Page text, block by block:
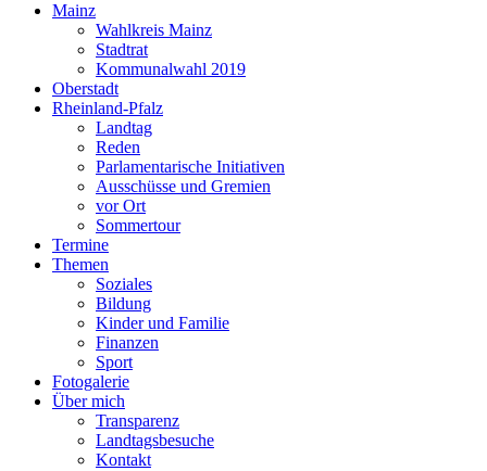
Mainz
Wahlkreis Mainz
Stadtrat
Kommunalwahl 2019
Oberstadt
Rheinland-Pfalz
Landtag
Reden
Parlamentarische Initiativen
Ausschüsse und Gremien
vor Ort
Sommertour
Termine
Themen
Soziales
Bildung
Kinder und Familie
Finanzen
Sport
Fotogalerie
Über mich
Transparenz
Landtagsbesuche
Kontakt